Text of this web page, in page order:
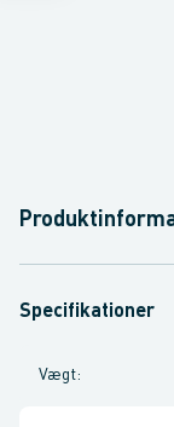
Specifikationer
Vægt: